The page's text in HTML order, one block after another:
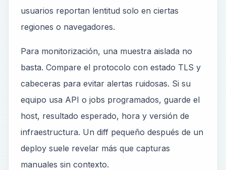
usuarios reportan lentitud solo en ciertas
regiones o navegadores.
Para monitorización, una muestra aislada no
basta. Compare el protocolo con estado TLS y
cabeceras para evitar alertas ruidosas. Si su
equipo usa API o jobs programados, guarde el
host, resultado esperado, hora y versión de
infraestructura. Un diff pequeño después de un
deploy suele revelar más que capturas
manuales sin contexto.